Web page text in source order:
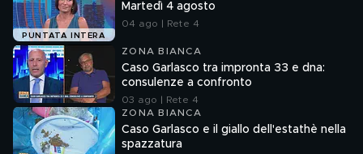
PUNTATA INTERA
Martedì 4 agosto
04 ago | Rete 4
ZONA BIANCA
Caso Garlasco tra impronta 33 e dna:
consulenze a confronto
03 ago | Rete 4
ZONA BIANCA
Caso Garlasco e il giallo dell'estathè nella
spazzatura